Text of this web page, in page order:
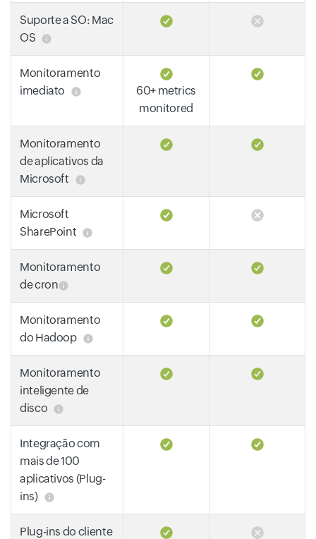
Suporte a SO: Mac
OS
Monitoramento
imediato
60+ metrics
monitored
Monitoramento
de aplicativos da
Microsoft
Microsoft
SharePoint
Monitoramento
de cron
Monitoramento
do Hadoop
Monitoramento
inteligente de
disco
Integração com
mais de 100
aplicativos (Plug-
ins)
Plug-ins do cliente